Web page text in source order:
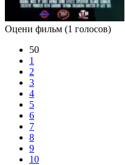
Оцени фильм (1 голосов)
50
1
2
3
4
5
6
7
8
9
10